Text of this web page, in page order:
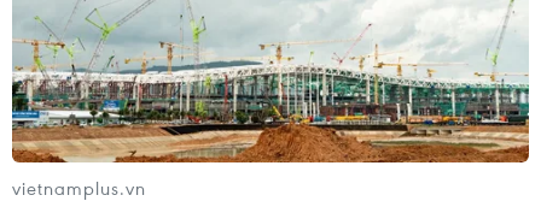
vietnamplus.vn